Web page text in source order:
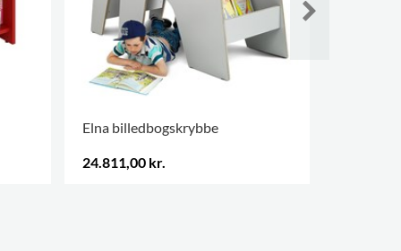
Elna billedbogskrybbe
24.811,00 kr.